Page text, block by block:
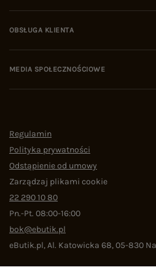
OBSŁUGA KLIENTA
MEDIA SPOŁECZNOŚCIOWE
Regulamin
Polityka prywatności
Odstąpienie od umowy
Zarządzaj plikami cookie
22 290 10 80
Pn.-Pt. 08:00-16:00
bok@ebutik.pl
eButik.pl,Al. Katowicka 68,05-830